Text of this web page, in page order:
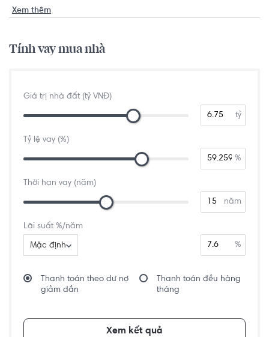
Xem thêm
Tính vay mua nhà
Giá trị nhà đất (tỷ VNĐ)
tỷ
Tỷ lệ vay (%)
%
Thời hạn vay (năm)
năm
Lãi suất %/năm
Mặc định %
Thanh toán theo dư nợ
giảm dần
Thanh toán đều hàng
tháng
Xem kết quả